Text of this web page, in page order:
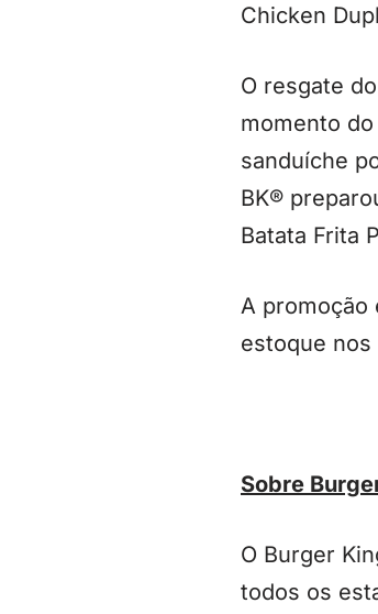
Chicken
O resgate
momento
sanduíche
BK®
Batata Frita
A promoção
estoque
Sobre
O Burger
todos os